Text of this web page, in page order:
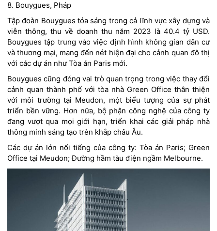
8. Bouygues, Pháp
Tập đoàn Bouygues tỏa sáng trong cả lĩnh vực xây dựng và
viễn thông, thu về doanh thu năm 2023 là 40.4 tỷ USD.
Bouygues tập trung vào việc định hình không gian dân cư
và thương mại, mang đến nét hiện đại cho cảnh quan đô thị
với các dự án như Tòa án Paris mới.
Bouygues cũng đóng vai trò quan trọng trong việc thay đổi
cảnh quan thành phố với tòa nhà Green Office thân thiện
với môi trường tại Meudon, một biểu tượng của sự phát
triển bền vững. Hơn nữa, bộ phận công nghệ của công ty
đang vượt qua mọi giới hạn, triển khai các giải pháp nhà
thông minh sáng tạo trên khắp châu Âu.
Các dự án lớn nổi tiếng của công ty: Tòa án Paris; Green
Office tại Meudon; Đường hầm tàu ​​điện ngầm Melbourne.